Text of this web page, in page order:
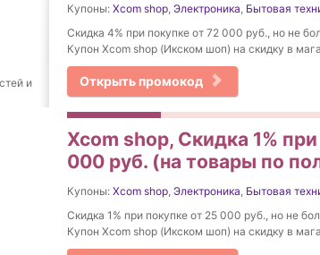
и
Купоны: Xcom shop, Электроника, Бытовая
Скидка 4% при покупке от 72 000 руб., но не
Купон Xcom shop (Икском шоп) на скидку в
Открыть промокод
Xcom shop, Скидка 1%
000 руб. (на товары по
Купоны: Xcom shop, Электроника, Бытовая
Скидка 1% при покупке от 25 000 руб., но не
Купон Xcom shop (Икском шоп) на скидку в